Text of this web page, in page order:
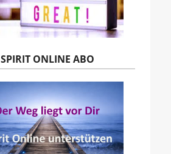
SPIRIT ONLINE ABO